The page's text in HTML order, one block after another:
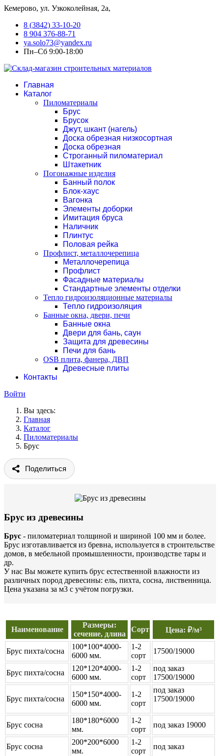
Кемерово, ул. Узкоколейная, 2а,
8 (3842) 33-10-20
8 904 376-88-71
ya.solo73@yandex.ru
Пн–Сб 9:00-18:00
Главная
Каталог
Пиломатериалы
Брус
Брусок
Джут, шкант (нагель)
Доска обрезная низкосортная
Доска обрезная
Строганный пиломатериал
Штакетник
Погонажные изделия
Банный полок
Блок-хаус
Вагонка
Элементы доборки
Имитация бруса
Наличник
Плинтус
Половая рейка
Профлист, металлочерепица
Металлочерепица
Профлист
Фасадные материалы
Стандартные элементы отделки
Тепло гидроизоляционные материалы
Тепло гидроизоляция
Банные окна, двери, печи
Банные окна
Двери для бань, саун
Защита для древесины
Печи для бань
ОSB плита, фанера, ДВП
Древесные плиты
Контакты
Войти
Вы здесь:
Главная
Каталог
Пиломатериалы
Брус
Поделиться
Брус из древесины
Брус - пиломатериал толщиной и шириной 100 мм и более.
Брус изготавливается из бревна, используется в строительстве
домов, в мебельной промышленности, производстве тары и
др.
У нас Вы можете купить брус естественной влажности из
различных пород древесины: ель, пихта, сосна, лиственница.
Цена указана за м3 с учётом погрузки.
Наименование
Размеры:
сечение, длина
Сорт Цена: ₽/м³
Брус пихта/сосна
100*100*4000-
6000 мм.
1-2
сорт
17500/19000
Брус пихта/сосна
120*120*4000-
6000 мм.
1-2
сорт
под заказ
17500/19000
Брус пихта/сосна
150*150*4000-
6000 мм.
1-2
сорт
под заказ
17500/19000
Брус сосна
180*180*6000
мм.
1-2
сорт
под заказ 19000
Брус сосна
200*200*6000
мм.
1-2
сорт
под заказ